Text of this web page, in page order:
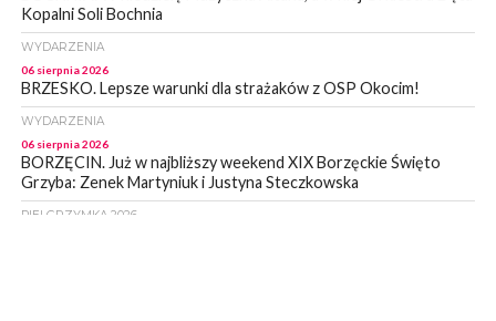
Kopalni Soli Bochnia
WYDARZENIA
06 sierpnia 2026
BRZESKO. Lepsze warunki dla strażaków z OSP Okocim!
WYDARZENIA
06 sierpnia 2026
BORZĘCIN. Już w najbliższy weekend XIX Borzęckie Święto
Grzyba: Zenek Martyniuk i Justyna Steczkowska
PIELGRZYMKA 2026